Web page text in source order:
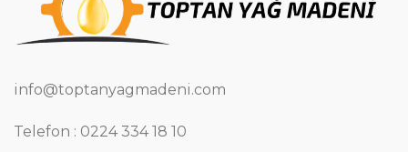
info@toptanyagmadeni.com
Telefon : 0224 334 18 10